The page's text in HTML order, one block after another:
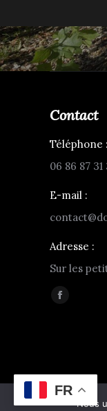
Contact
Téléphone :
06 86 87 31
E-mail :
Adresse :
Sur les
Trouvez
Facebook
new
window
2026 ©
FR
Nous